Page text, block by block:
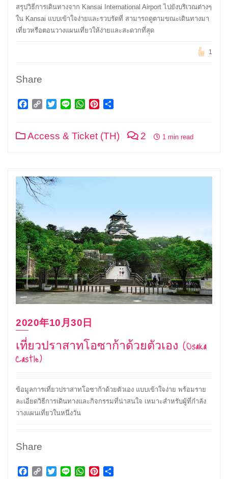
สรุปวิธีการเดินทางจาก Kansai International Airport ไปยังบริเวณต่างๆ
ใน Kansai แบบเข้าใจง่ายและรวบรัดที่ สามารถดูตามขณะเดินทางมา
เที่ยวหรือตอนวางแผนเที่ยวให้ง่ายและสะดวกที่สุด
1
Share
Facebook
Copy TwitterLine WhatsApp
Pinterest
Access & Ticket (TH) 2 1 min read
2020年10月30日
เที่ยวปราสาทโอซาก้าด้วยตัวเอง (Osaka
Castle)
ข้อมูลการเที่ยวปราสาทโอซาก้าด้วยตัวเอง แบบเข้าใจง่าย พร้อมราย
ละเอียดวิธีการเดินทางและกิจกรรมที่น่าสนใจ เหมาะสำหรับผู้ที่กำลัง
วางแผนเที่ยวในหนึ่งวัน
Share
Facebook
Copy TwitterLine WhatsApp
Pinterest